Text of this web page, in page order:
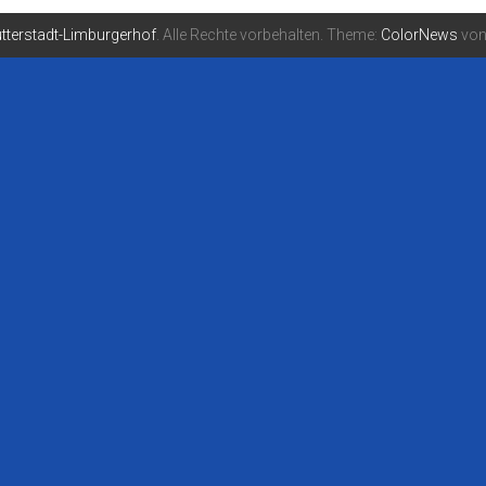
Limburgerhof. Alle Rechte vorbehalten. Theme: ColorNews